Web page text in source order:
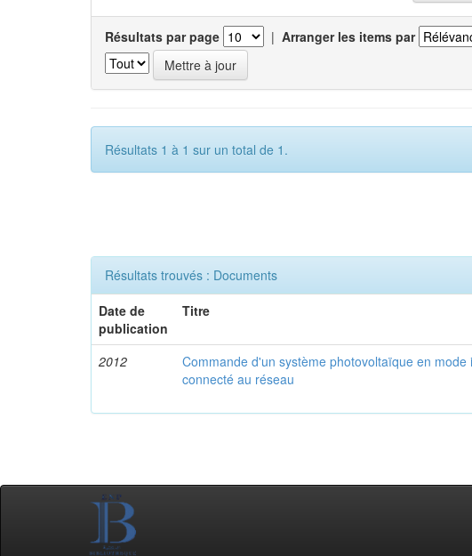
Résultats par page | Arranger les items par
Résultats 1 à 1 sur un total de 1.
Résultats trouvés : Documents
Date de
publication
Titre
2012
Commande d'un système photovoltaïque en mode
connecté au réseau